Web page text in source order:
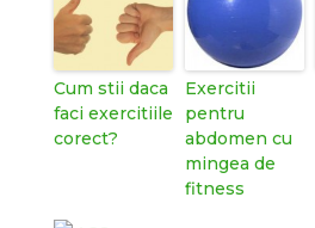
Cum stii daca
faci exercitiile
corect?
Exercitii
pentru
abdomen cu
mingea de
fitness